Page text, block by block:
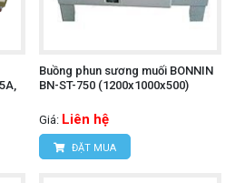
Buồng phun sương muối BONNIN
BN-ST-750 (1200x1000x500)
Giá: Liên hệ
ĐẶT MUA